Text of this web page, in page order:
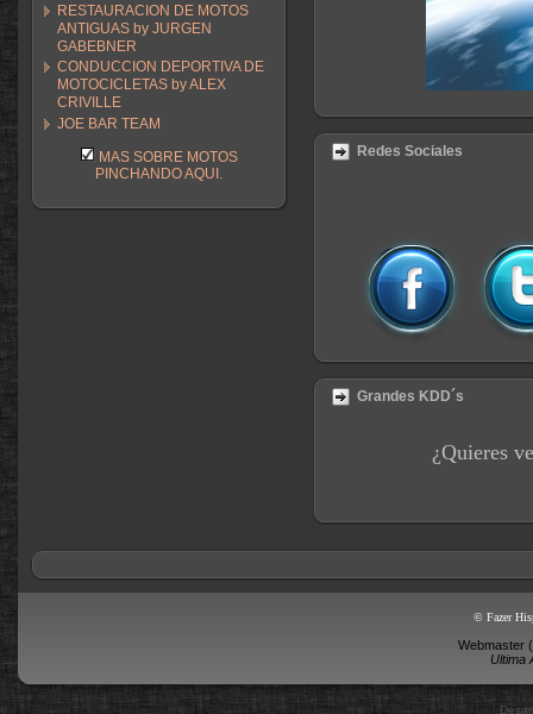
RESTAURACION DE MOTOS
ANTIGUAS by JURGEN
GABEBNER
CONDUCCION DEPORTIVA DE
MOTOCICLETAS by ALEX
CRIVILLE
JOE BAR TEAM
MAS SOBRE MOTOS
PINCHANDO AQUI.
Redes Sociales
Grandes KDD´s
¿Quieres
© Fazer
Webmaster
Ultima